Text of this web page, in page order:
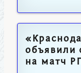
объявили
на матч